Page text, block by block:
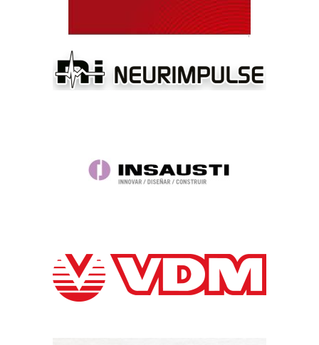
Paturi spital
Contact